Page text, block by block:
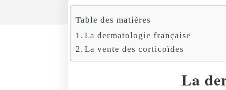
Table des matières
La dermatologie française
La vente des corticoïdes
La